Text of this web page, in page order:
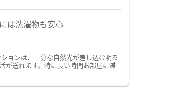
は洗濯物も安心
ョンは、十分な自然光が差し込む明る
が送れます。特に長い時間お部屋に滞